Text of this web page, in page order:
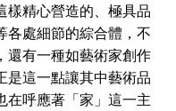
樣精心營造的、極具品
各處細節的綜合體，不
還有一種如藝術家創作
是這一點讓其中藝術品
在呼應著「家」這一主